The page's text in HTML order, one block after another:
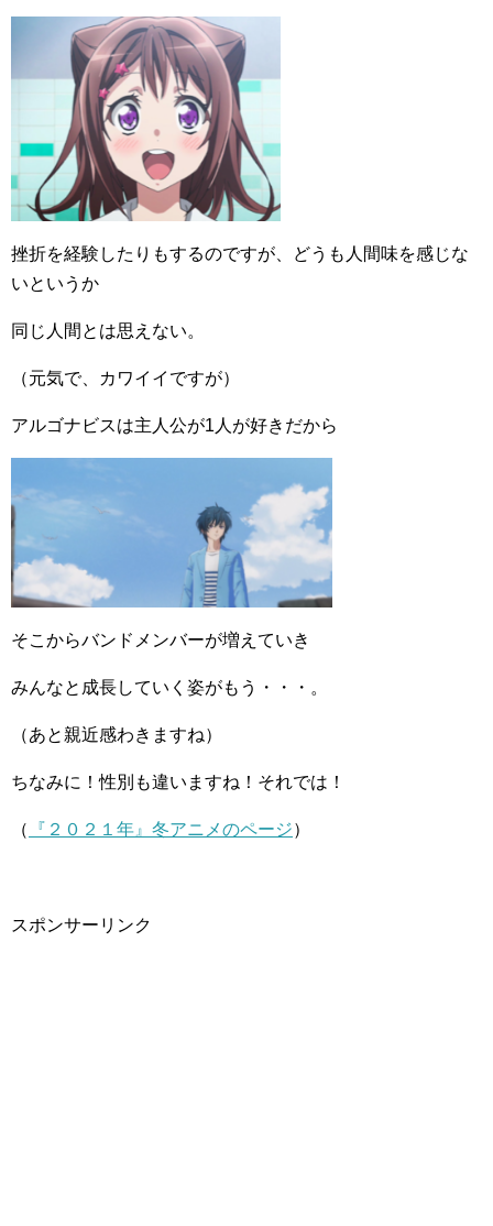
挫折を経験したりもするのですが、どうも人間味を感じな
いというか
同じ人間とは思えない。
（元気で、カワイイですが）
アルゴナビスは主人公が1人が好きだから
そこからバンドメンバーが増えていき
みんなと成長していく姿がもう・・・。
（あと親近感わきますね）
ちなみに！性別も違いますね！それでは！
（ 『２０２１年』冬アニメのページ）
スポンサーリンク